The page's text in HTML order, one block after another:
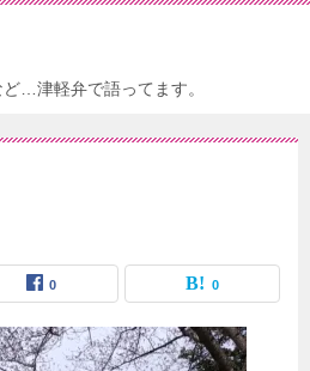
…津軽弁で語ってます。
0 0